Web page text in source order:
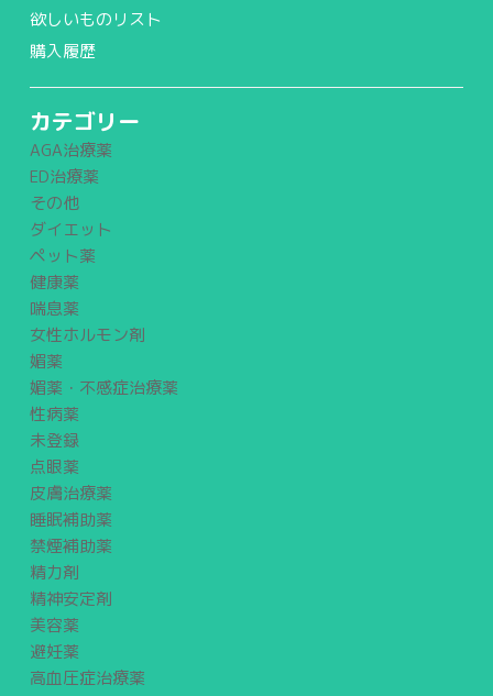
欲しいものリスト
購入履歴
カテゴリー
AGA治療薬
ED治療薬
その他
ダイエット
ペット薬
健康薬
喘息薬
女性ホルモン剤
媚薬
媚薬・不感症治療薬
性病薬
未登録
点眼薬
皮膚治療薬
睡眠補助薬
禁煙補助薬
精力剤
精神安定剤
美容薬
避妊薬
高血圧症治療薬